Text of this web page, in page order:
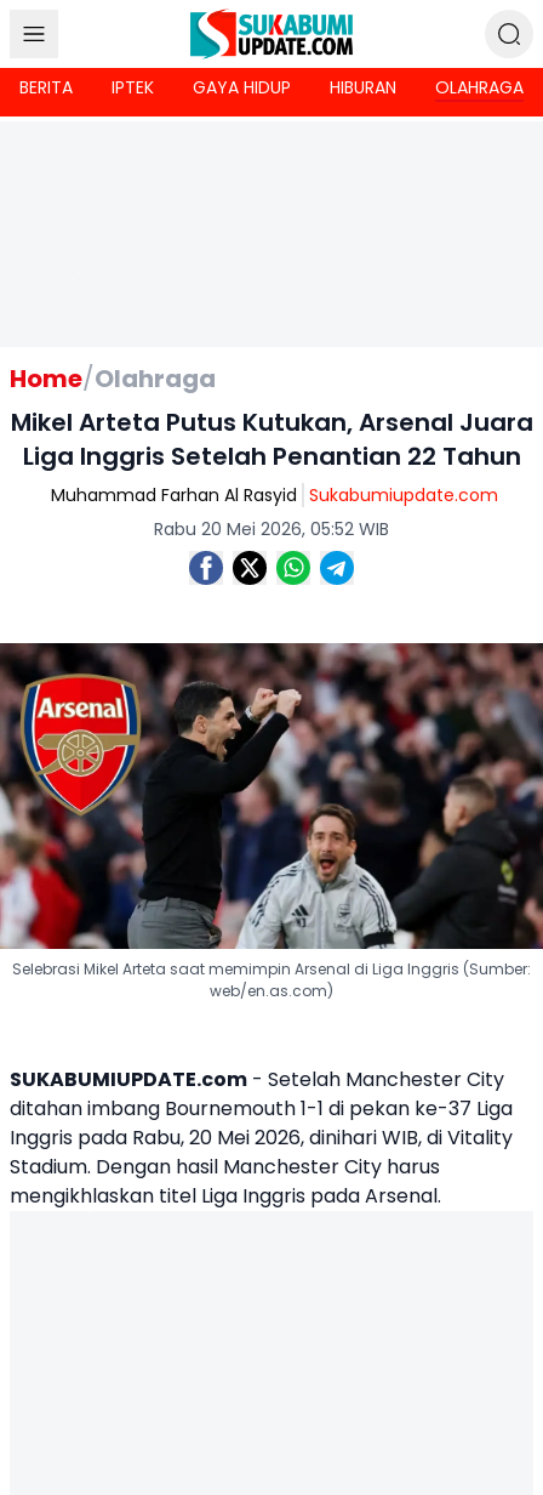
BERITA IPTEK GAYA HIDUP HIBURAN OLAHRAGA
Home/Olahraga
Mikel Arteta Putus Kutukan, Arsenal Juara
Liga Inggris Setelah Penantian 22 Tahun
Muhammad Farhan Al Rasyid Sukabumiupdate.com
Rabu 20 Mei 2026, 05:52 WIB
Selebrasi Mikel Arteta saat memimpin Arsenal di Liga Inggris (Sumber:
web/en.as.com)
SUKABUMIUPDATE.com - Setelah Manchester City
ditahan imbang Bournemouth 1-1 di pekan ke-37 Liga
Inggris pada Rabu, 20 Mei 2026, dinihari WIB, di Vitality
Stadium. Dengan hasil Manchester City harus
mengikhlaskan titel Liga Inggris padaArsenal.